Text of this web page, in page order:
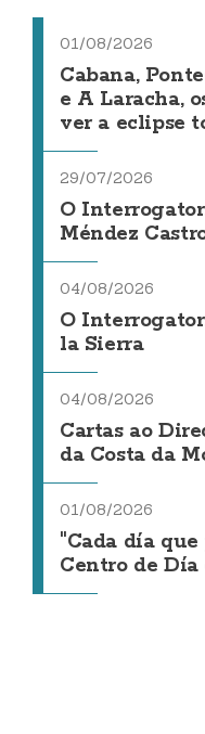
01/08/2026
Cabana,
e A Laracha,
ver a eclipse
29/07/2026
O
Méndez
04/08/2026
O
la Sierra
04/08/2026
Cartas ao
da Costa da
01/08/2026
"Cada día
Centro de